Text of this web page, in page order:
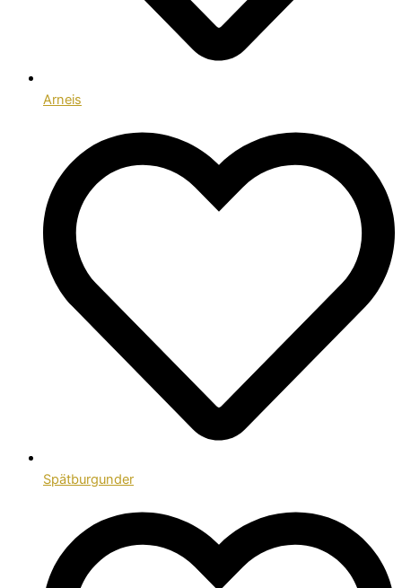
Arneis
Spätburgunder